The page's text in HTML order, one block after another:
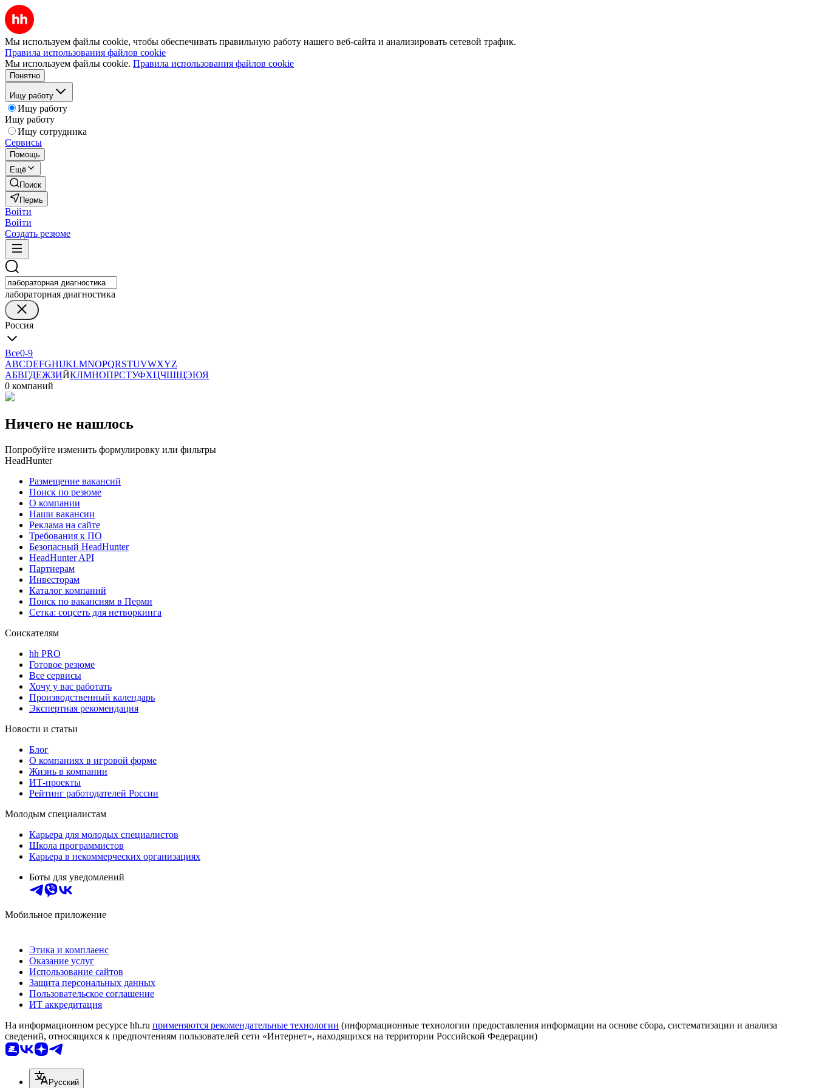
Мы используем файлы cookie, чтобы обеспечивать правильную работу нашего веб-сайта и анализировать сетевой трафик.
Правила использования файлов cookie
Мы используем файлы cookie. Правила использования файлов cookie
Понятно
Ищу работу
Ищу работу
Ищу работу
Ищу сотрудника
Сервисы
Помощь
Ещё
Поиск
Пермь
Войти
Войти
Создать резюме
лабораторная диагностика
Россия
Все0-9
ABCDEFGHIJKLMNOPQRSTUVWXYZ
АБВГДЕЖЗИЙКЛМНОПРСТУФХЦЧШЩЭЮЯ
0 компаний
Ничего не нашлось
Попробуйте изменить формулировку или фильтры
HeadHunter
Размещение вакансий
Поиск по резюме
О компании
Наши вакансии
Реклама на сайте
Требования к ПО
Безопасный HeadHunter
HeadHunter API
Партнерам
Инвесторам
Каталог компаний
Поиск по вакансиям в Перми
Сетка: соцсеть для нетворкинга
Соискателям
hh PRO
Готовое резюме
Все сервисы
Хочу у вас работать
Производственный календарь
Экспертная рекомендация
Новости и статьи
Блог
О компаниях в игровой форме
Жизнь в компании
ИТ-проекты
Рейтинг работодателей России
Молодым специалистам
Карьера для молодых специалистов
Школа программистов
Карьера в некоммерческих организациях
Боты для уведомлений
Мобильное приложение
Этика и комплаенс
Оказание услуг
Использование сайтов
Защита персональных данных
Пользовательское соглашение
ИТ аккредитация
На информационном ресурсе hh.ru применяются рекомендательные технологии (информационные технологии предоставления информации на основе сбора, систематизации и анализа
сведений, относящихся к предпочтениям пользователей сети «Интернет», находящихся на территории Российской Федерации)
Русский